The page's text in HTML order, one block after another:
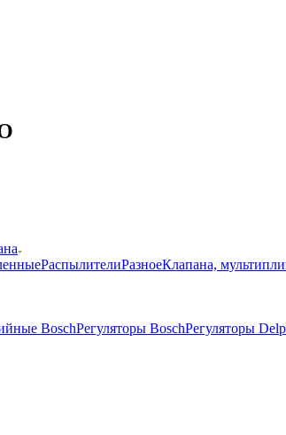
РаспылителиРазноеКлапана,
BoschРегуляторы BoschРегуляторы